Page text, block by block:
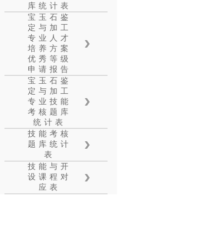
库统计表
宝玉石鉴
定与加工
专业人才
培养方案
优秀等级
申请报告
宝玉石鉴
定与加工
专业技能
考核题库
统计表
技能考核
题库统计
表
技能与开
设课程对
应表